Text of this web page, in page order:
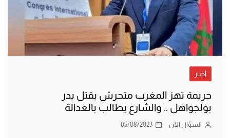
أخبار
جريمة تهز المغرب متحرش يقتل بدر
بولجواهل .. والشارع يطالب بالعدالة
السؤال الآن 05/08/2023